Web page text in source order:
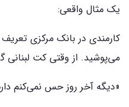
یک مثال واقعی:
کارمندی در بانک مرکزی
می‌پوشید. از وقتی کت لبنانی
«دیگه آخر روز حس نمی‌کنم